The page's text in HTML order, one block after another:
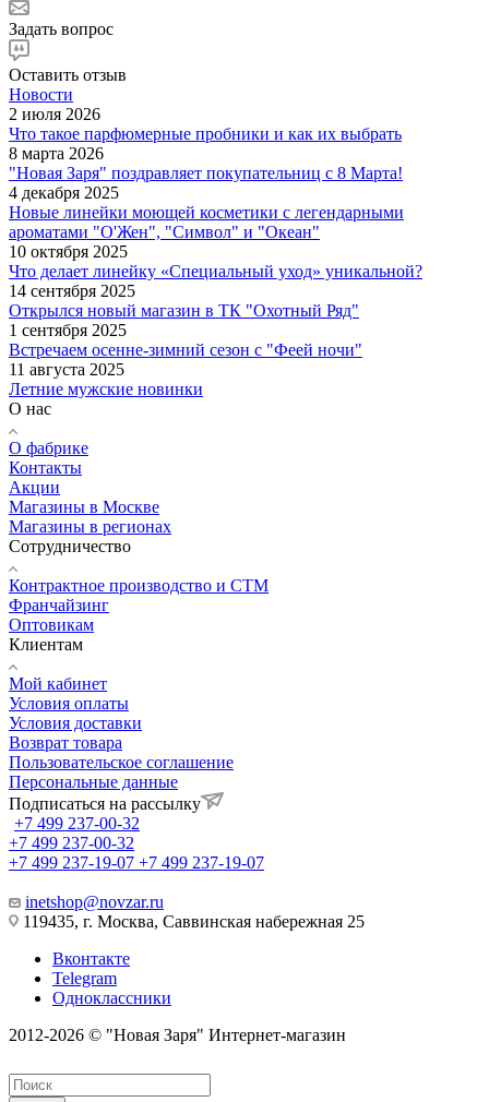
Задать вопрос
Оставить отзыв
Новости
2 июля 2026
Что такое парфюмерные пробники и как их выбрать
8 марта 2026
"Новая Заря" поздравляет покупательниц с 8 Марта!
4 декабря 2025
Новые линейки моющей косметики с легендарными
ароматами "О'Жен", "Символ" и "Океан"
10 октября 2025
Что делает линейку «Специальный уход» уникальной?
14 сентября 2025
Открылся новый магазин в ТК "Охотный Ряд"
1 сентября 2025
Встречаем осенне-зимний сезон с "Феей ночи"
11 августа 2025
Летние мужские новинки
О нас
О фабрике
Контакты
Акции
Магазины в Москве
Магазины в регионах
Сотрудничество
Контрактное производство и СТМ
Франчайзинг
Оптовикам
Клиентам
Мой кабинет
Условия оплаты
Условия доставки
Возврат товара
Пользовательское соглашение
Персональные данные
Подписаться на рассылку
+7 499 237-00-32
+7 499 237-00-32
+7 499 237-19-07 +7 499 237-19-07
inetshop@novzar.ru
119435, г. Москва, Саввинская набережная 25
Вконтакте
Telegram
Одноклассники
2012-2026 © "Новая Заря" Интернет-магазин